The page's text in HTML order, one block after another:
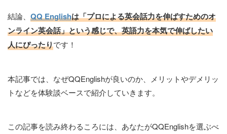
結論、 QQ Englishは「プロによる英会話力を伸ばすためのオ
ンライン英会話」という感じで、英語力を本気で伸ばしたい
人にぴったりです！
本記事では、なぜQQEnglishが良いのか、メリットやデメリッ
トなどを体験談ベースで紹介していきます。
この記事を読み終わるころには、あなたがQQEnglishを選ぶべ